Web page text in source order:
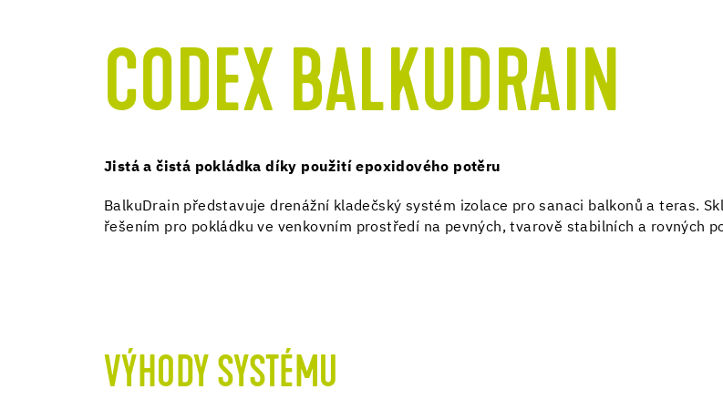
CODEX BALKUDRAIN
Jistá a čistá pokládka díky použití epoxidového potěru
BalkuDrain představuje drenážní kladečský systém izolace pro sanaci balkonů a teras.
řešením pro pokládku ve venkovním prostředí na pevných, tvarově stabilních a rovných
VÝHODY SYSTÉMU